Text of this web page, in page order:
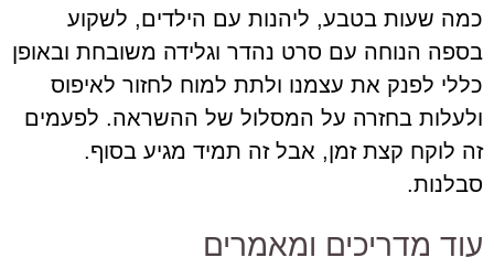
כמה שעות בטבע, ליהנות עם הילדים, לשקוע
בספה הנוחה עם סרט נהדר וגלידה משובחת ובאופן
כללי לפנק את עצמנו ולתת למוח לחזור לאיפוס
ולעלות בחזרה על המסלול של ההשראה. לפעמים
זה לוקח קצת זמן, אבל זה תמיד מגיע בסוף.
סבלנות.
עוד מדריכים ומאמרים